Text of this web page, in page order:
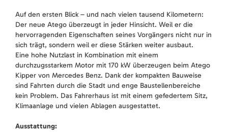
Auf den ersten Blick – und nach vielen tausend Kilometern:
Der neue Atego überzeugt in jeder Hinsicht. Weil er die
hervorragenden Eigenschaften seines Vorgängers nicht nur in
sich trägt, sondern weil er diese Stärken weiter ausbaut.
Eine hohe Nutzlast in Kombination mit einem
durchzugsstarkem Motor mit 170 kW überzeugen beim Atego
Kipper von Mercedes Benz. Dank der kompakten Bauweise
sind Fahrten durch die Stadt und enge Baustellenbereiche
kein Problem. Das Fahrerhaus ist mit einem gefedertem Sitz,
Klimaanlage und vielen Ablagen ausgestattet.
Ausstattung: